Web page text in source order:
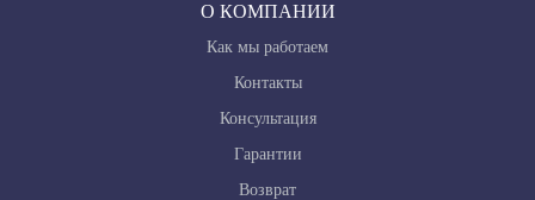
О КОМПАНИИ
Как мы работаем
Контакты
Консультация
Гарантии
Возврат